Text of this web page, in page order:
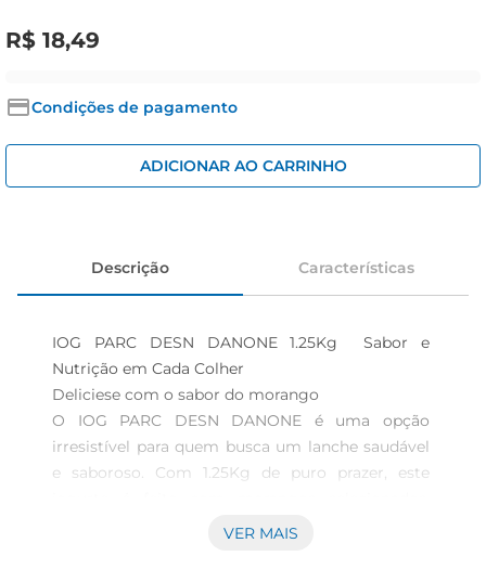
R$ 18,49
Condições de pagamento
ADICIONAR AO CARRINHO
Descrição Características
IOG PARC DESN DANONE 1.25Kg  Sabor e
Nutrição em Cada Colher
Deliciese com o sabor do morango
O IOG PARC DESN DANONE é uma opção
irresistível para quem busca um lanche saudável
e saboroso. Com 1.25Kg de puro prazer, este
proporcionando uma experiência refrescante e
VER MAIS
arroz
papel higiênico